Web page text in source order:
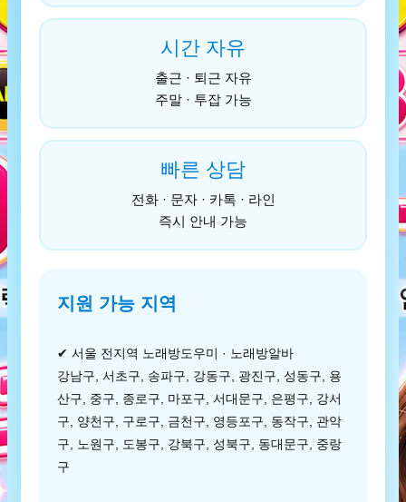
시간 자유
출근 · 퇴근 자유
주말 · 투잡 가능
빠른 상담
전화 · 문자 · 카톡 · 라인
즉시 안내 가능
지원 가능 지역
✔ 서울 전지역 노래방도우미 · 노래방알바
강남구, 서초구, 송파구, 강동구, 광진구, 성동구, 용
산구, 중구, 종로구, 마포구, 서대문구, 은평구, 강서
구, 양천구, 구로구, 금천구, 영등포구, 동작구, 관악
구, 노원구, 도봉구, 강북구, 성북구, 동대문구, 중랑
구